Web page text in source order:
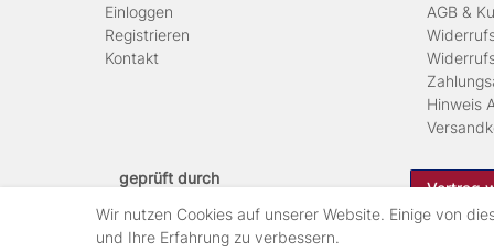
Einloggen
Registrieren
Kontakt
AGB &
Hinweis
geprüft durch
Vertrag
Wir nutzen Cookies auf unserer Website. Einige von
und Ihre Erfahrung zu verbessern.